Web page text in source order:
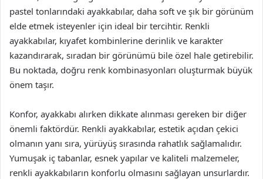
pastel tonlarındaki ayakkabılar, daha soft ve şık bir görünüm
elde etmek isteyenler için ideal bir tercihtir. Renkli
ayakkabılar, kıyafet kombinlerine derinlik ve karakter
kazandırarak, sıradan bir görünümü bile özel hale getirebilir.
Bu noktada, doğru renk kombinasyonları oluşturmak büyük
önem taşır.
Konfor, ayakkabı alırken dikkate alınması gereken bir diğer
önemli faktördür. Renkli ayakkabılar, estetik açıdan çekici
olmanın yanı sıra, yürüyüş sırasında rahatlık sağlamalıdır.
Yumuşak iç tabanlar, esnek yapılar ve kaliteli malzemeler,
renkli ayakkabıların konforlu olmasını sağlayan unsurlardır.